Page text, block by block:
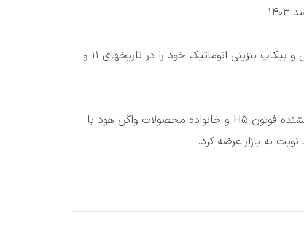
✅شرکت ایرانخودرو دیزل در نظر دارد، ون مسافری وانا پلاس و پیکاپ بنزینی اتوماتیک خود را در تاریخهای ۱۱ و
🔹این خودروساز تجاری در بهمن ماه، نسل جدید کامیون کشنده فوتون H5 و خانواده محصولات واگن هود با